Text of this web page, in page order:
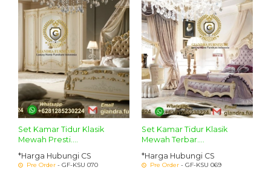
Set Kamar Tidur Klasik
Mewah Presti....
*Harga Hubungi CS
Pre Order - GF-KSU 070
Set Kamar Tidur Klasik
Mewah Terbar....
*Harga Hubungi CS
Pre Order - GF-KSU 069